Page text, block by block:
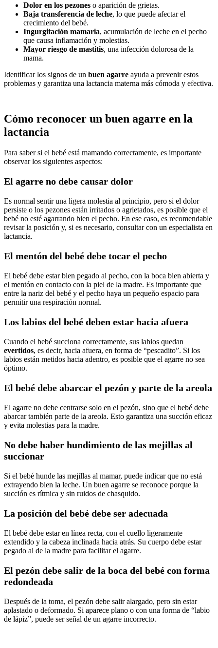
Dolor en los pezones o aparición de grietas.
Baja transferencia de leche, lo que puede afectar el
crecimiento del bebé.
Ingurgitación mamaria, acumulación de leche en el pecho
que causa inflamación y molestias.
Mayor riesgo de mastitis, una infección dolorosa de la
mama.
Identificar los signos de un buen agarre ayuda a prevenir estos
problemas y garantiza una lactancia materna más cómoda y efectiva.
Cómo reconocer un buen agarre en la
lactancia
Para saber si el bebé está mamando correctamente, es importante
observar los siguientes aspectos:
El agarre no debe causar dolor
Es normal sentir una ligera molestia al principio, pero si el dolor
persiste o los pezones están irritados o agrietados, es posible que el
bebé no esté agarrando bien el pecho. En ese caso, es recomendable
revisar la posición y, si es necesario, consultar con un especialista en
lactancia.
El mentón del bebé debe tocar el pecho
El bebé debe estar bien pegado al pecho, con la boca bien abierta y
el mentón en contacto con la piel de la madre. Es importante que
entre la nariz del bebé y el pecho haya un pequeño espacio para
permitir una respiración normal.
Los labios del bebé deben estar hacia afuera
Cuando el bebé succiona correctamente, sus labios quedan
evertidos, es decir, hacia afuera, en forma de “pescadito”. Si los
labios están metidos hacia adentro, es posible que el agarre no sea
óptimo.
El bebé debe abarcar el pezón y parte de la areola
El agarre no debe centrarse solo en el pezón, sino que el bebé debe
abarcar también parte de la areola. Esto garantiza una succión eficaz
y evita molestias para la madre.
No debe haber hundimiento de las mejillas al
succionar
Si el bebé hunde las mejillas al mamar, puede indicar que no está
extrayendo bien la leche. Un buen agarre se reconoce porque la
succión es rítmica y sin ruidos de chasquido.
La posición del bebé debe ser adecuada
El bebé debe estar en línea recta, con el cuello ligeramente
extendido y la cabeza inclinada hacia atrás. Su cuerpo debe estar
pegado al de la madre para facilitar el agarre.
El pezón debe salir de la boca del bebé con forma
redondeada
Después de la toma, el pezón debe salir alargado, pero sin estar
aplastado o deformado. Si aparece plano o con una forma de “labio
de lápiz”, puede ser señal de un agarre incorrecto.